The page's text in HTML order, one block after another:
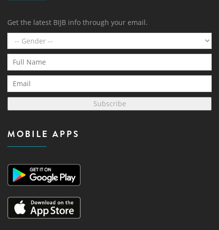
Get the latest BIJB info through your email.
Subscribe
MOBILE APPS